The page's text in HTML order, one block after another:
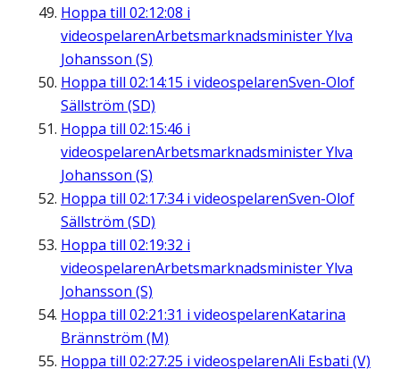
Hoppa till 02:12:08 i
videospelarenArbetsmarknadsminister Ylva
Johansson (S)
Hoppa till 02:14:15 i videospelarenSven-Olof
Sällström (SD)
Hoppa till 02:15:46 i
videospelarenArbetsmarknadsminister Ylva
Johansson (S)
Hoppa till 02:17:34i videospelarenSven-Olof
Sällström (SD)
Hoppa till 02:19:32 i
videospelarenArbetsmarknadsminister Ylva
Johansson (S)
Hoppa till 02:21:31 i videospelarenKatarina
Brännström (M)
Hoppa till 02:27:25 i videospelarenAli Esbati (V)